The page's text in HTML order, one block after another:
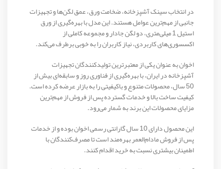
در انتخاب سینک آشپزخانه، ضخامت ورق، عمق لگن‌ها و تجهیزات
جانبی از مهم‌ترین عوامل هستند. این مدل با بهره‌گیری از ورق
استیل 1 میلی‌متری، دو لگن جادار و مجموعه کاملی از
اکسسوری‌های کاربردی، نیاز کاربران را به خوبی برطرف می‌کند.
اخوان به عنوان یکی از معتبرترین تولیدکنندگان تجهیزات
آشپزخانه در ایران، با بهره‌گیری از فناوری روز و سابقه‌ای بیش از
50 سال، محصولات متنوع و باکیفیتی را به بازار عرضه کرده است.
کیفیت ساخت بالا و خدمات گسترده پس از فروش از مهم‌ترین
مزایای محصولات این برند به شمار می‌رود.
این محصول دارای 10 سال گارانتی رسمی اخوان بوده و از خدمات
پس از فروش مادام‌العمر بهره‌مند است تا مصرف‌کنندگان با
اطمینان بیشتری نسبت به خرید اقدام کنند.